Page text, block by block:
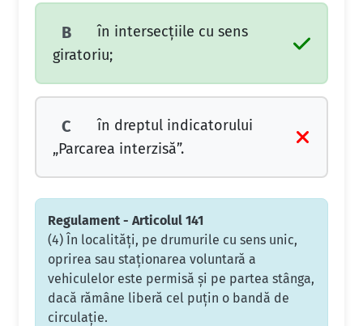
B
în intersecţiile cu sens
giratoriu;
C
în dreptul indicatorului
„Parcarea interzisă”.
Regulament - Articolul 141
(4) În localităţi, pe drumurile cu sens unic,
oprirea sau staţionarea voluntară a
vehiculelor este permisă şi pe partea stânga,
dacă rămâne liberă cel puţin o bandă de
circulaţie.